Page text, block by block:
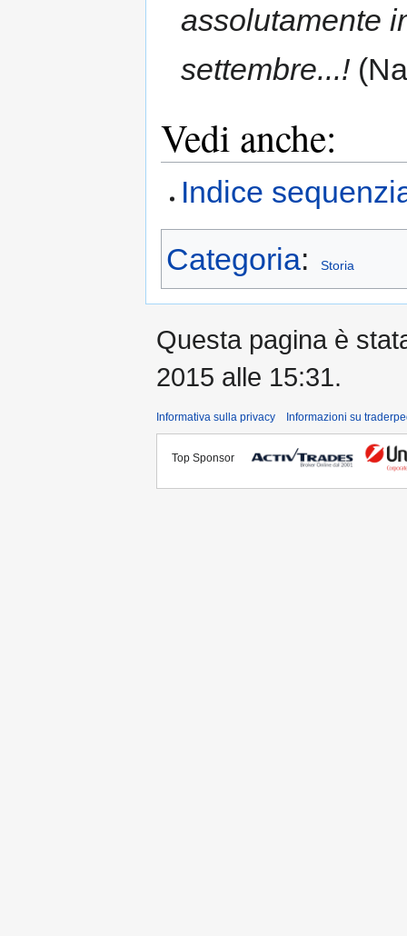
assolutamente
settembre...!
Vedi anche:
Indice
Categoria: Storia
Questa pagina è
2015 alle 15:31.
Informativa sulla privacy Informazioni su
Top Sponsor